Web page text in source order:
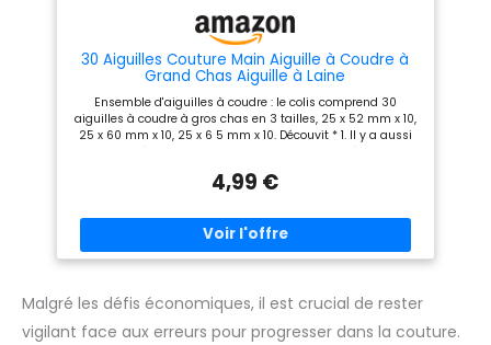
simplement l'aiguille dans le
flacon transparent. c'est très
pratique, facile à ranger et à
transporter, donc les aiguilles
vous n'avez plus à vous
soucier de perdre des aiguilles
émoussées. 【Service de
nous contacter. nous ferons de
problème. si vous n'êtes pas
satisfait de nos produits, nous
pouvons les rembourser ou les
remplacer.
30 Aiguilles Couture Main Aiguille à Coudre à
Grand Chas Aiguille à Laine
Ensemble d'aiguilles à coudre : le colis comprend 30
aiguilles à coudre à gros chas en 3 tailles, 25 x 52 mm x 10,
25 x 60 mm x 10, 25 x 6 5 mm x 10. Découvit * 1. Il y a aussi
un flacon à aiguilles pour ranger ces aiguilles à coudre.
est fabriquée en acier inoxydable, avec une surface lisse et
le tissu sans laisser de traces. Pas facile à rouiller, peut être
utilisé pendant longtemps. Variété de tailles : ces aiguilles à
coudre à gros chas sont disponibles en 3 tailles différentes.
Des tailles standard et une variété d'options pour répondre
projet. Entièrement équipé : en plus d'un nombre suffisant
d'aiguilles à coudre, il est livré avec une bouteille d'aiguilles
facile à ranger et à transporter, et un découseur pour
4,99 €
Malgré les défis économiques, il est crucial de rester
vigilant face aux erreurs pour progresser dans la couture.